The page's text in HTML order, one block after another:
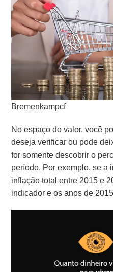
Bremenkampcf
No espaço do valor, você
deseja verificar ou pode
for somente descobrir o
período. Por exemplo, se a
inflação total entre 2015 e
indicador e os anos de